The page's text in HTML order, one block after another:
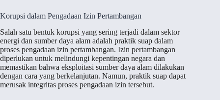
Korupsi dalam Pengadaan Izin Pertambangan
Salah satu bentuk korupsi yang sering terjadi dalam sektor
energi dan sumber daya alam adalah praktik suap dalam
proses pengadaan izin pertambangan. Izin pertambangan
diperlukan untuk melindungi kepentingan negara dan
memastikan bahwa eksploitasi sumber daya alam dilakukan
dengan cara yang berkelanjutan. Namun, praktik suap dapat
merusak integritas proses pengadaan izin tersebut.